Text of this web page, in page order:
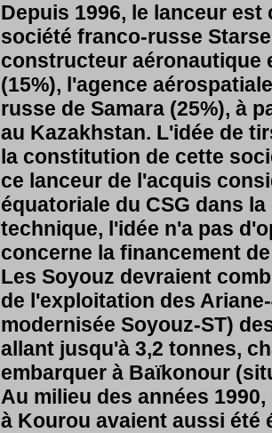
Depuis 1996, le lanceur
société franco-russe
constructeur aéronautique
(15%), l'agence
russe de Samara (25%), à
au Kazakhstan. L'idée de
la constitution de cette
ce lanceur de l'acquis
équatoriale du CSG dans
technique, l'idée n'a pas
concerne la financement
Les Soyouz devraient
de l'exploitation des
modernisée Soyouz-ST)
allant jusqu'à 3,2 tonnes,
embarquer à Baïkonour
Au milieu des années
à Kourou avaient aussi